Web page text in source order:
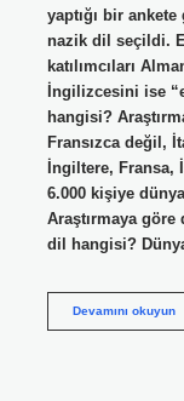
yaptığı bir
nazik dil seçildi.
katılımcıları
İngilizcesini ise
hangisi?
Fransızca değil,
İngiltere, Fransa,
6.000 kişiye
Araştırmaya
dil hangisi?
Devamını okuyunEn